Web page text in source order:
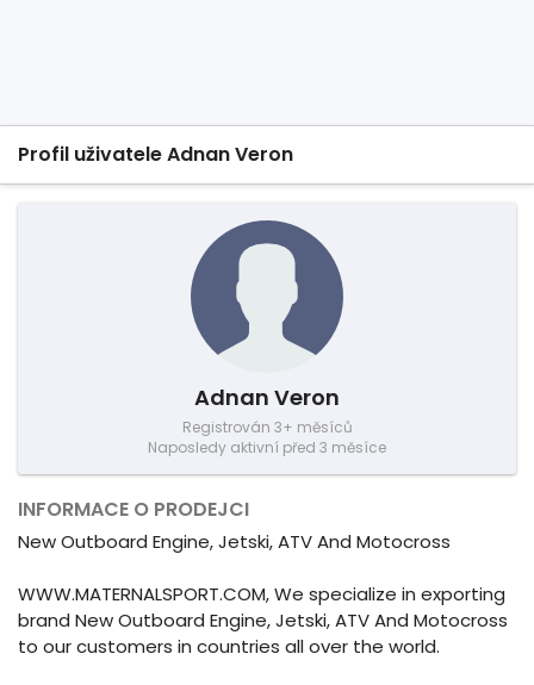
Profil uživatele Adnan Veron
Adnan Veron
Registrován 3+ měsíců
Naposledy aktivní před 3 měsíce
INFORMACE O PRODEJCI
New Outboard Engine, Jetski, ATV And Motocross
WWW.MATERNALSPORT.COM, We specialize in exporting
brand New Outboard Engine, Jetski, ATV And Motocross
to our customers in countries all over the world.